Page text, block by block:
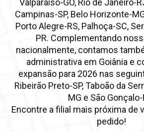
Valparaiso-GO, Rio de Janeiro-
Campinas-SP, Belo Horizonte-
Porto Alegre-RS, Palhoça-SC,
PR. Complementando
nacionalmente, contamos
administrativa em Goiânia e
expansão para 2026 nas
Ribeirão Preto-SP, Taboão da
MG e São Gonçalo-
Encontre a filial mais próxima de
pedido!